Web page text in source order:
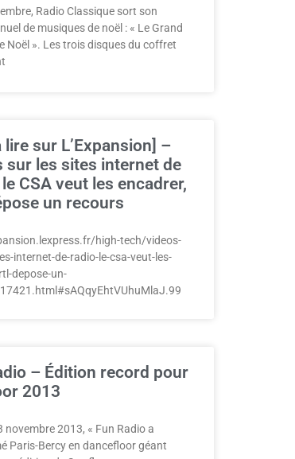
Radio Classique sort son
de musiques de noël : « Le Grand
Noël ». Les trois disques du coffret
lire sur L’Expansion] –
sur les sites internet de
CSA veut les encadrer,
un recours
high-tech/videos-
internet-de-radio-le-csa-veut-les-
depose-un-
– Édition record pour
2013
novembre 2013, « Fun Radio a
Paris-Bercy en dancefloor géant